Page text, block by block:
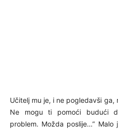
Učitelj mu je, i ne pogledavši ga,
Ne mogu ti pomoći budući
problem. Možda poslije…”